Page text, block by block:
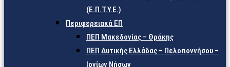
(Ε.Π.Τ.Υ.Ε.)
Περιφερειακά ΕΠ
ΠΕΠ Μακεδονίας – Θράκης
ΠΕΠ Δυτικής Ελλάδας – Πελοποννήσου –
Ιονίων Νήσων